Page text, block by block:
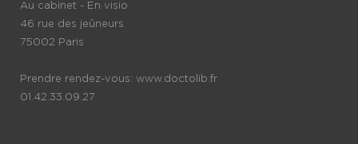
Au cabinet - En visio
46 rue des jeûneurs
75002 Paris
Prendre rendez-vous: www.doctolib.fr
01.42.33.09.27